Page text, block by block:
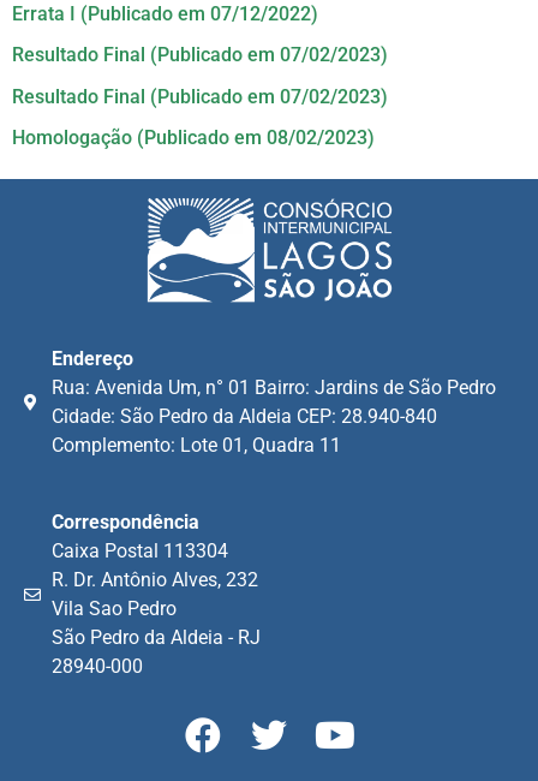
Errata I (Publicado em 07/12/2022)
Resultado Final (Publicado em 07/02/2023)
Resultado Final (Publicado em 07/02/2023)
Homologação (Publicado em 08/02/2023)
Endereço
Rua: Avenida Um, n° 01 Bairro: Jardins de São Pedro
Cidade: São Pedro da Aldeia CEP: 28.940-840
Complemento: Lote 01, Quadra 11
Correspondência
Caixa Postal 113304
R. Dr. Antônio Alves, 232
Vila Sao Pedro
São Pedro da Aldeia - RJ
28940-000